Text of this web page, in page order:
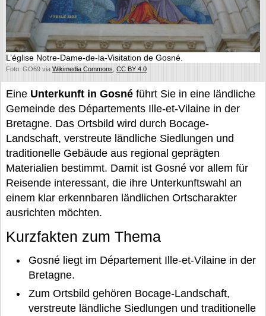
L’église Notre-Dame-de-la-Visitation de Gosné.
Foto: GO69 via Wikimedia Commons CC BY 4.0
Eine Unterkunft in Gosné führt Sie in eine ländliche
Gemeinde des Départements Ille-et-Vilaine in der
Bretagne. Das Ortsbild wird durch Bocage-
Landschaft, verstreute ländliche Siedlungen und
traditionelle Gebäude aus regional geprägten
Materialien bestimmt. Damit ist Gosné vor allem für
Reisende interessant, die ihre Unterkunftswahl an
einem klar erkennbaren ländlichen Ortscharakter
ausrichten möchten.
Kurzfakten zum Thema
Gosné liegt im Département Ille-et-Vilaine in der
Bretagne.
Zum Ortsbild gehören Bocage-Landschaft,
verstreute ländliche Siedlungen und traditionelle